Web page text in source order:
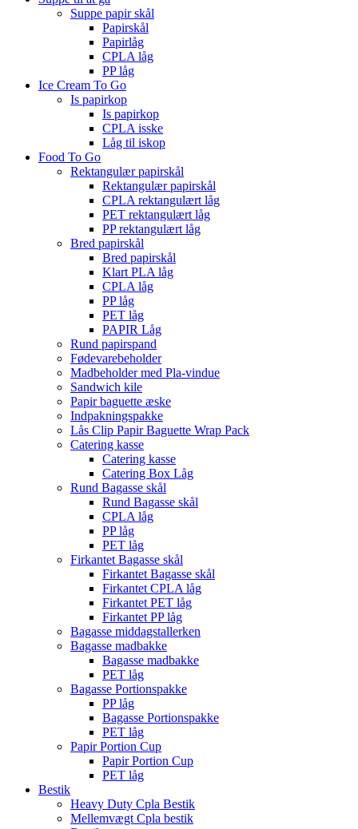
Suppe papir skål
Papirskål
Papirlåg
CPLA låg
PP låg
Ice Cream To Go
Is papirkop
Is papirkop
CPLA isske
Låg til iskop
Food To Go
Rektangulær papirskål
Rektangulær papirskål
CPLA rektangulært låg
PET rektangulært låg
PP rektangulært låg
Bred papirskål
Bred papirskål
Klart PLA låg
CPLA låg
PP låg
PET låg
PAPIR Låg
Rund papirspand
Fødevarebeholder
Madbeholder med Pla-vindue
Sandwich kile
Papir baguette æske
Indpakningspakke
Lås Clip Papir Baguette Wrap Pack
Catering kasse
Catering kasse
Catering Box Låg
Rund Bagasse skål
Rund Bagasse skål
CPLA låg
PP låg
PET låg
Firkantet Bagasse skål
Firkantet Bagasse skål
Firkantet CPLA låg
Firkantet PET låg
Firkantet PP låg
Bagasse middagstallerken
Bagasse madbakke
Bagasse madbakke
PET låg
Bagasse Portionspakke
PP låg
Bagasse Portionspakke
PET låg
Papir Portion Cup
Papir Portion Cup
PET låg
Bestik
Heavy Duty Cpla Bestik
Mellemvægt Cpla bestik